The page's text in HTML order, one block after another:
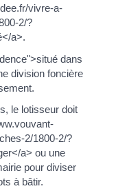
vivre-a-
2/?
a>.
dans
division foncière
le lotisseur doit
2/1800-2/?
a> ou une
pour diviser
à bâtir.